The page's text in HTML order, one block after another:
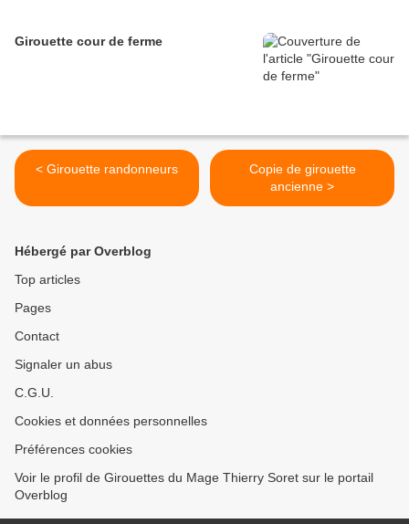
Girouette cour de ferme
< Girouette randonneurs
Copie de girouette
ancienne >
Hébergé par Overblog
Top articles
Pages
Contact
Signaler un abus
C.G.U.
Cookies et données personnelles
Préférences cookies
Voir le profil de Girouettes du Mage Thierry Soret sur le portail
Overblog